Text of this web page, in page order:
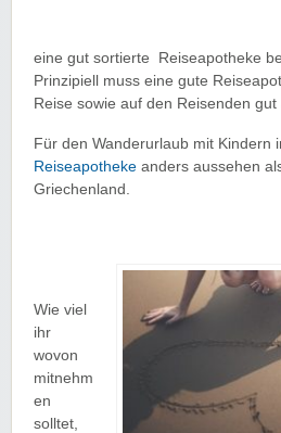
eine gut sortierte Reiseapotheke
Prinzipiell muss eine gute
Reise sowie auf den Reisenden
Für den Wanderurlaub mit Kindern
Reiseapotheke anders aussehen
Griechenland.
Wie viel
ihr
wovon
mitnehm
en
solltet,